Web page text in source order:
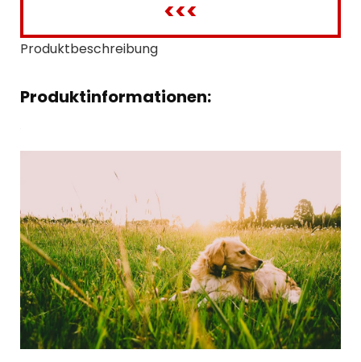
<<<
Produktbeschreibung
Produktinformationen: